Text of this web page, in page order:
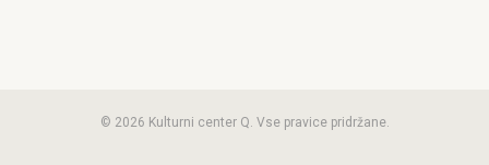
© 2026 Kulturni center Q. Vse pravice pridržane.